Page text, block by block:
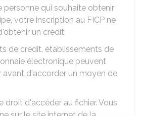
personne qui souhaite obtenir
votre inscription au FICP ne
un crédit.
de crédit, établissements de
électronique peuvent
avant d'accorder un moyen de
droit d'accéder au fichier. Vous